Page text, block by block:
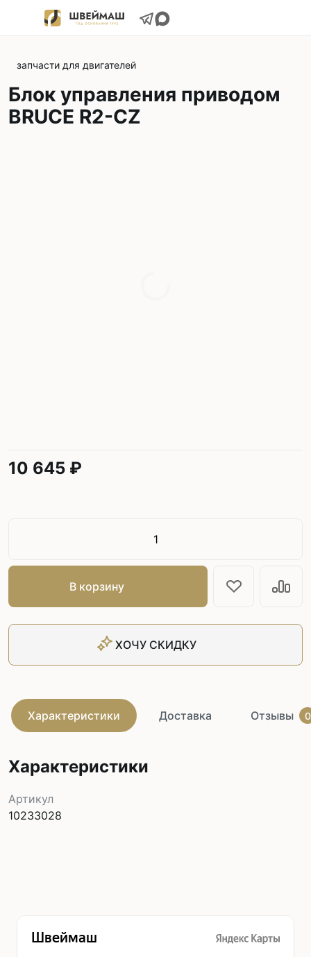
запчасти для двигателей
Блок управления приводом
BRUCE R2-CZ
10 645 ₽
В корзину
ХОЧУ СКИДКУ
Характеристики Доставка Отзывы 0
Характеристики
Артикул
10233028